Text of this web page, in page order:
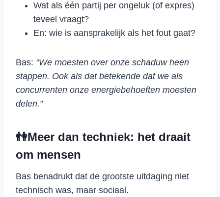
Wat als één partij per ongeluk (of expres)
teveel vraagt?
En: wie is aansprakelijk als het fout gaat?
Bas: “We moesten over onze schaduw heen
stappen. Ook als dat betekende dat we als
concurrenten onze energiebehoeften moesten
delen.”
👫Meer dan techniek: het draait
om mensen
Bas benadrukt dat de grootste uitdaging niet
technisch was, maar sociaal.